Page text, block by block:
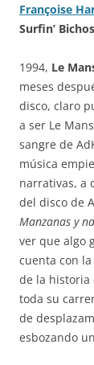
Françoise
Surfin’ Bichos
1994, Le
meses
disco, claro
a ser Le
sangre de
música
narrativas, a
del disco de
Manzanas y
ver que algo
cuenta con
de la historia
toda su
de
esbozando